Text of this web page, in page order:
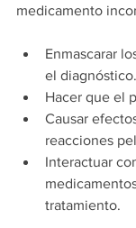
medicamento
Enmascarar
el diagnóstico.
Hacer que el
Causar
reacciones
Interactuar
tratamiento.